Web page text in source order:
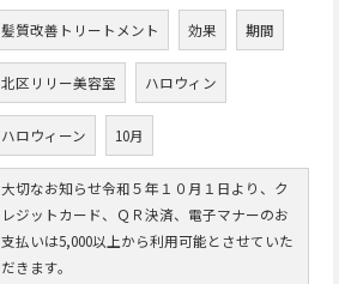
髪質改善トリートメント 効果 期間
北区リリー美容室 ハロウィン
ハロウィーン 10月
大切なお知らせ令和５年１０月１日より、ク
レジットカード、ＱＲ決済、電子マナーのお
支払いは5,000以上から利用可能とさせていた
だきます。